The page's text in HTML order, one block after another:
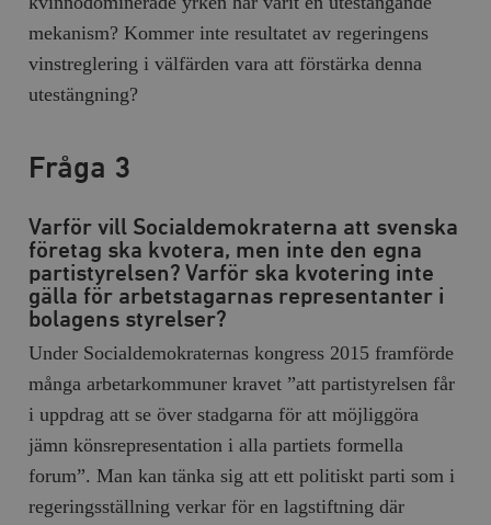
mekanism? Kommer inte resultatet av regeringens
vinstreglering i välfärden vara att förstärka denna
utestängning?
Fråga 3
Varför vill Socialdemokraterna att svenska
företag ska kvotera, men inte den egna
partistyrelsen? Varför ska kvotering inte
gälla för arbetstagarnas representanter i
bolagens styrelser?
Under Socialdemokraternas kongress 2015 framförde
många arbetarkommuner kravet ”att partistyrelsen får
i uppdrag att se över stadgarna för att möjliggöra
jämn könsrepresentation i alla partiets formella
forum”. Man kan tänka sig att ett politiskt parti som i
regeringsställning verkar för en lagstiftning där